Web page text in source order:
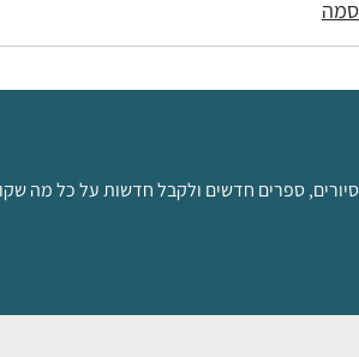
ספרים חדשים ולקבל חדשות על כל מה